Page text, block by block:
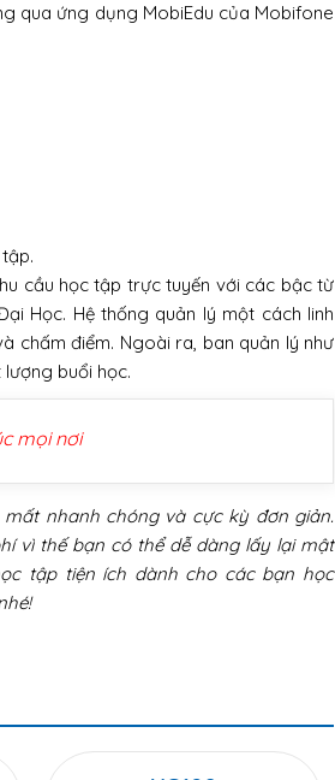
qua ứng dụng MobiEdu của Mobifone
cầu học tập trực tuyến với các bậc từ
Học. Hệ thống quản lý một cách linh
chấm điểm. Ngoài ra, ban quản lý như
buổi học.
mọi nơi
nhanh chóng và cực kỳ đơn giản.
vì thế bạn có thể dễ dàng lấy lại mật
tập tiện ích dành cho các bạn học